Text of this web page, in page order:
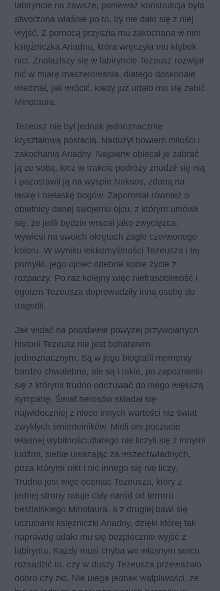
labiryncie na zawsze, ponieważ konstrukcja była
stworzona właśnie po to, by nie dało się z niej
wyjść. Z pomocą przyszła mu zakochana w nim
księżniczka Ariadna, która wręczyła mu kłębek
nici. Znalazłszy się w labiryncie Tezeusz rozwijał
nić w miarę maszerowania, dlatego doskonale
wiedział, jak wrócić, kiedy już udało mu się zabić
Minotaura.
Tezeusz nie był jednak jednoznacznie
kryształową postacią. Nadużył bowiem miłości i
zakochania Ariadny. Najpierw obiecał je zabrać
ją ze sobą, lecz w trakcie podróży znudził się nią
i pozostawił ją na wyspie Naksos, zdaną na
łaskę i niełaskę bogów. Zapomniał również o
obietnicy danej swojemu ojcu, z którym umówił
się, że jeśli będzie wracał jako zwycięzca,
wywiesi na swoich okrętach żagle czerwonego
koloru. W wyniku lekkomyślności Tezeusza i tej
pomyłki, jego ojciec odebrał sobie życie z
rozpaczy. Po raz kolejny więc niefrasobliwość i
egoizm Tezeusza doprowadziły inną osobę do
tragedii.
Jak widać na podstawie powyżej przywołanych
historii Tezeusz nie jest bohaterem
jednoznacznym. Są w jego biografii momenty
bardzo chwalebne, ale są i takie, po zapoznaniu
się z którymi trudno odczuwać do niego większą
sympatię. Świat herosów składał się
najwidoczniej z nieco innych wartości niż świat
zwykłych śmiertelników. Mieli oni poczucie
własnej wybitności,dlatego nie liczyli się z innymi
ludźmi, siebie uważając za wszechwładnych,
poza którymi nikt i nic innego się nie liczy.
Trudno jest więc oceniać Tezeusza, który z
jednej strony ratuje cały naród od terroru
bestialskiego Minotaura, a z drugiej bawi się
uczuciami księżniczki Ariadny, dzięki której tak
naprawdę udało mu się bezpiecznie wyjść z
labiryntu. Każdy musi chyba we własnym sercu
rozsądzić to, czy w duszy Tezeusza przeważało
dobro czy zło. Nie ulega jednak wątpliwości, że